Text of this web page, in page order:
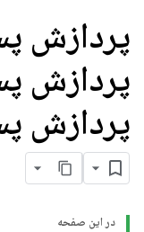
پردازش
پردازش
پردازش
در این صفحه